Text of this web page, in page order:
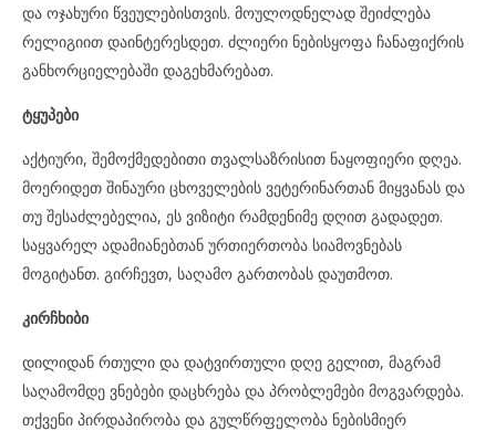
და ოჯახური წვეულებისთვის. მოულოდნელად შეიძლება
რელიგიით დაინტერესდეთ. ძლიერი ნებისყოფა ჩანაფიქრის
განხორციელებაში დაგეხმარებათ.
ტყუპები
აქტიური, შემოქმედებითი თვალსაზრისით ნაყოფიერი დღეა.
მოერიდეთ შინაური ცხოველების ვეტერინართან მიყვანას და
თუ შესაძლებელია, ეს ვიზიტი რამდენიმე დღით გადადეთ.
საყვარელ ადამიანებთან ურთიერთობა სიამოვნებას
მოგიტანთ. გირჩევთ, საღამო გართობას დაუთმოთ.
კირჩხიბი
დილიდან რთული და დატვირთული დღე გელით, მაგრამ
საღამომდე ვნებები დაცხრება და პრობლემები მოგვარდება.
თქვენი პირდაპირობა და გულწრფელობა ნებისმიერ